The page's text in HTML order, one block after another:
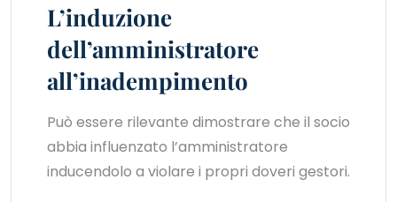
L’induzione
dell’amministratore
all’inadempimento
Può essere rilevante dimostrare che il socio
abbia influenzato l’amministratore
inducendolo a violare i propri doveri gestori.